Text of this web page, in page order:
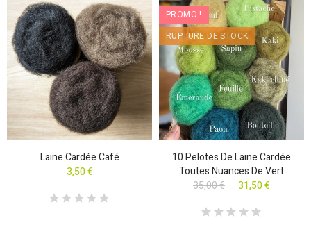
Laine Cardée Café
3,50 €
PROMO !
RUPTURE DE STOCK
10 Pelotes De Laine Cardée
Toutes Nuances De Vert
35,00 €
31,50 €